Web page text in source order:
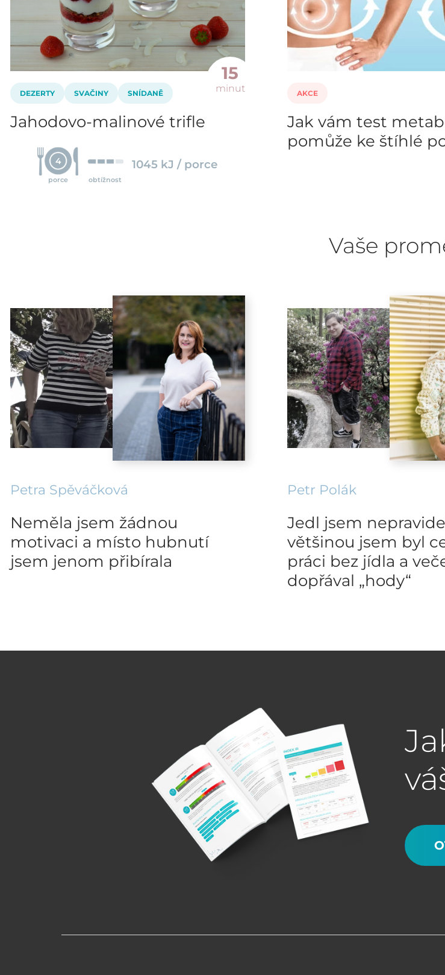
15
minut
DEZERTY SVAČINY SNÍDANĚ
Jahodovo-malinové trifle
4
porce obtížnost
1045 kJ / porce
AKCE
Jak vám test
pomůže ke štíhlé
Vaše
Petra Spěváčková
Neměla jsem žádnou
motivaci a místo hubnutí
jsem jenom přibírala
Petr Polák
Jedl jsem
většinou jsem byl
práci bez jídla a
dopřával „hody“